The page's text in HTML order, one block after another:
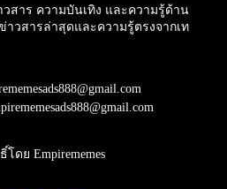
วสาร ความบันเทิง และความรู้ด้าน
วสารล่าสุดและความรู้ตรงจากเท
ดย Empirememes